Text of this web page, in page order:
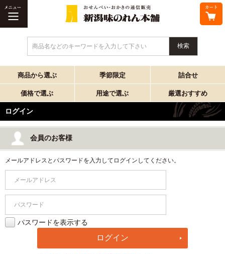
商品名などのキーワードを入力して下さい
商品から選ぶ 季節限定 詰合せ
価格で選ぶ 用途で選ぶ 厳選おすすめ
ログイン
会員のお客様
メールアドレスとパスワードを入力してログインしてください。
パスワードを表示する